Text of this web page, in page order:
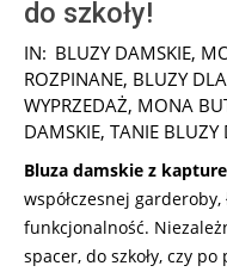
do szkoły!
2024-
08-
20
IN: BLUZY DAMSKIE,
ROZPINANE, BLUZY
WYPRZEDAŻ, MONA
DAMSKIE, TANIE BLUZY
Bluza damskie z
współczesnej
funkcjonalność.
spacer, do szkoły, czy